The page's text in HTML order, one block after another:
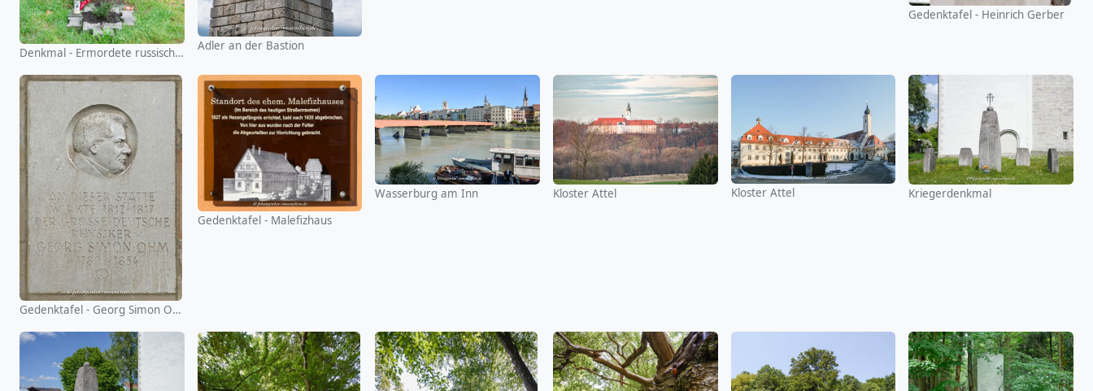
Denkmal - Ermordete russische Kriegsgefangene Adler an der Bastion
Gedenktafel - Heinrich Gerber
Gedenktafel - Georg Simon Ohm
Gedenktafel - Malefizhaus
Wasserburg am Inn Kloster Attel Kloster Attel Kriegerdenkmal